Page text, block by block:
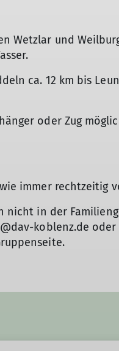
Wetzlar und
ca. 12 km bis
oder Zug
immer rechtzeitig
nicht in der
koblenz.de